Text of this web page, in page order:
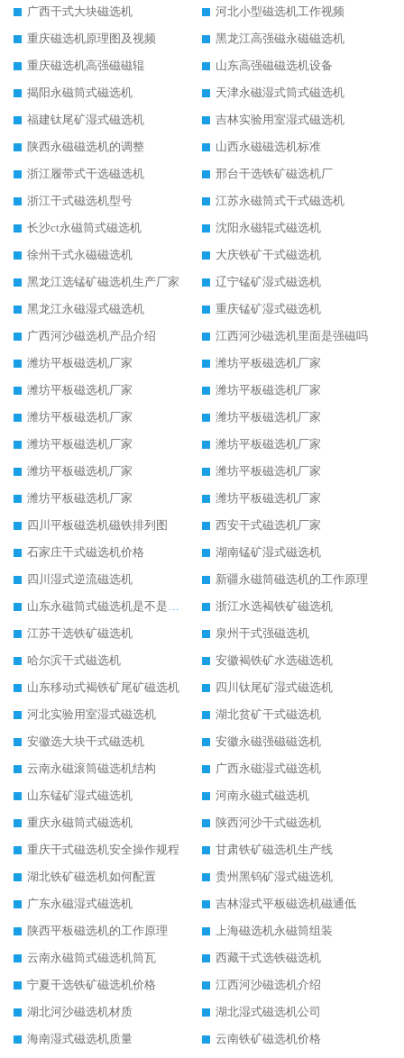
广西干式大块磁选机
河北小型磁选机工作视频
重庆磁选机原理图及视频
黑龙江高强磁永磁磁选机
重庆磁选机高强磁磁辊
山东高强磁磁选机设备
揭阳永磁筒式磁选机
天津永磁湿式筒式磁选机
福建钛尾矿湿式磁选机
吉林实验用室湿式磁选机
陕西永磁磁选机的调整
山西永磁磁选机标准
浙江履带式干选磁选机
邢台干选铁矿磁选机厂
浙江干式磁选机型号
江苏永磁筒式干式磁选机
长沙ct永磁筒式磁选机
沈阳永磁辊式磁选机
徐州干式永磁磁选机
大庆铁矿干式磁选机
黑龙江选锰矿磁选机生产厂家
辽宁锰矿湿式磁选机
黑龙江永磁湿式磁选机
重庆锰矿湿式磁选机
广西河沙磁选机产品介绍
江西河沙磁选机里面是强磁吗
潍坊平板磁选机厂家
潍坊平板磁选机厂家
潍坊平板磁选机厂家
潍坊平板磁选机厂家
潍坊平板磁选机厂家
潍坊平板磁选机厂家
潍坊平板磁选机厂家
潍坊平板磁选机厂家
潍坊平板磁选机厂家
潍坊平板磁选机厂家
潍坊平板磁选机厂家
潍坊平板磁选机厂家
四川平板磁选机磁铁排列图
西安干式磁选机厂家
石家庄干式磁选机价格
湖南锰矿湿式磁选机
四川湿式逆流磁选机
新疆永磁筒磁选机的工作原理
山东永磁筒式磁选机是不是强磁
浙江水选褐铁矿磁选机
江苏干选铁矿磁选机
泉州干式强磁选机
哈尔滨干式磁选机
安徽褐铁矿水选磁选机
山东移动式褐铁矿尾矿磁选机
四川钛尾矿湿式磁选机
河北实验用室湿式磁选机
湖北贫矿干式磁选机
安徽选大块干式磁选机
安徽永磁强磁磁选机
云南永磁滚筒磁选机结构
广西永磁湿式磁选机
山东锰矿湿式磁选机
河南永磁式磁选机
重庆永磁筒式磁选机
陕西河沙干式磁选机
重庆干式磁选机安全操作规程
甘肃铁矿磁选机生产线
湖北铁矿磁选机如何配置
贵州黑钨矿湿式磁选机
广东永磁湿式磁选机
吉林湿式平板磁选机磁通低
陕西平板磁选机的工作原理
上海磁选机永磁筒组装
云南永磁筒式磁选机筒瓦
西藏干式选铁磁选机
宁夏干选铁矿磁选机价格
江西河沙磁选机介绍
湖北河沙磁选机材质
湖北湿式磁选机公司
海南湿式磁选机质量
云南铁矿磁选机价格